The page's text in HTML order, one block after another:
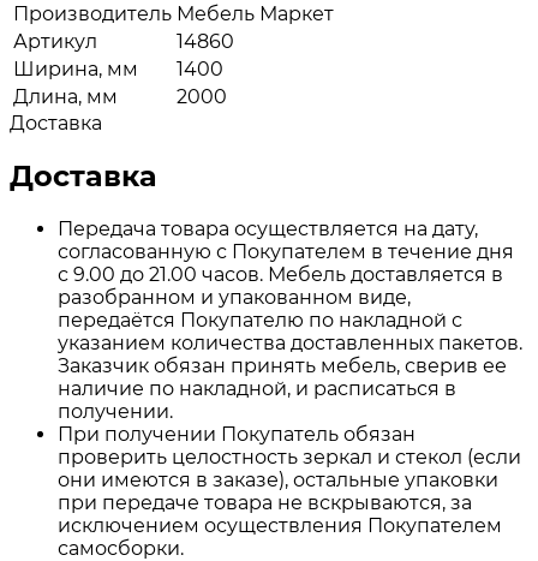
Производитель Мебель Маркет
Артикул
14860
Ширина, мм
1400
Длина, мм
2000
Доставка
Доставка
Передача товара осуществляется на дату,
согласованную с Покупателем в течение дня
с 9.00 до 21.00 часов. Мебель доставляется в
разобранном и упакованном виде,
передаётся Покупателю по накладной с
указанием количества доставленных пакетов.
Заказчик обязан принять мебель, сверив ее
наличие по накладной, и расписаться в
получении.
При получении Покупатель обязан
проверить целостность зеркал и стекол (если
они имеются в заказе), остальные упаковки
при передаче товара не вскрываются, за
исключением осуществления Покупателем
самосборки.